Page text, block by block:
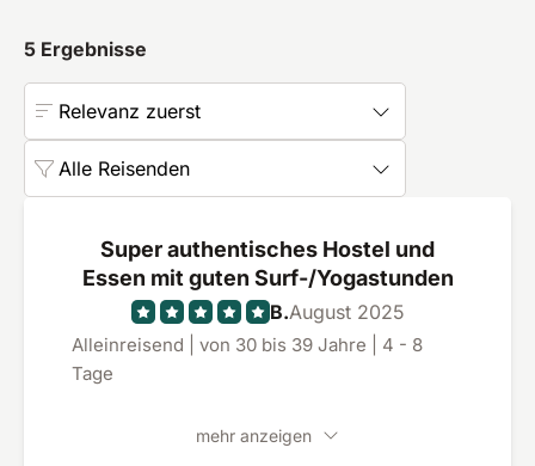
5 Ergebnisse
Relevanz zuerst
Alle Reisenden
Super authentisches Hostel und
Essen mit guten Surf-/Yogastunden
B.August 2025
Alleinreisend | von 30 bis 39 Jahre | 4 - 8
Tage
mehr anzeigen